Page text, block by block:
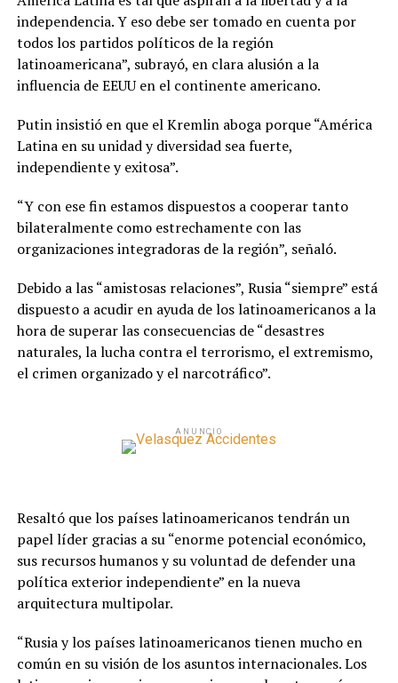
independencia. Y eso debe ser tomado en cuenta por
todos los partidos políticos de la región
latinoamericana”, subrayó, en clara alusión a la
influencia de EEUU en el continente americano.
Putin insistió en que el Kremlin aboga porque “América
Latina en su unidad y diversidad sea fuerte,
independiente y exitosa”.
“Y con ese fin estamos dispuestos a cooperar tanto
bilateralmente como estrechamente con las
organizaciones integradoras de la región”, señaló.
Debido a las “amistosas relaciones”, Rusia “siempre” está
dispuesto a acudir en ayuda de los latinoamericanos a la
hora de superar las consecuencias de “desastres
naturales, la lucha contra el terrorismo, el extremismo,
el crimen organizado y el narcotráfico”.
ANUNCIO
Resaltó que los países latinoamericanos tendrán un
papel líder gracias a su “enorme potencial económico,
sus recursos humanos y su voluntad de defender una
política exterior independiente” en la nueva
arquitectura multipolar.
“Rusia y los países latinoamericanos tienen mucho en
común en su visión de los asuntos internacionales. Los